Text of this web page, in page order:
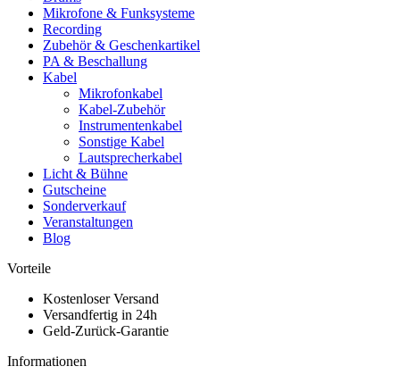
Mikrofone & Funksysteme
Recording
Zubehör & Geschenkartikel
PA & Beschallung
Kabel
Mikrofonkabel
Kabel-Zubehör
Instrumentenkabel
Sonstige Kabel
Lautsprecherkabel
Licht & Bühne
Gutscheine
Sonderverkauf
Veranstaltungen
Blog
Vorteile
Kostenloser Versand
Versandfertig in 24h
Geld-Zurück-Garantie
Informationen